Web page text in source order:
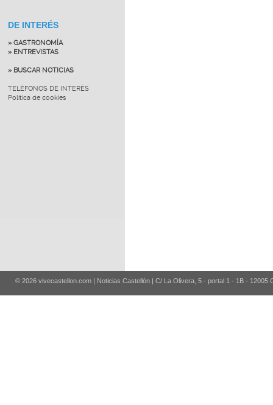
DE INTERÉS
» GASTRONOMÍA
» ENTREVISTAS
» BUSCAR NOTICIAS
TELÉFONOS DE INTERÉS
Política de cookies
© 2026 vivecastellon.com | Noticias Castellón | C/ La Olivera, 5 - portal 1 - 1B - 12005